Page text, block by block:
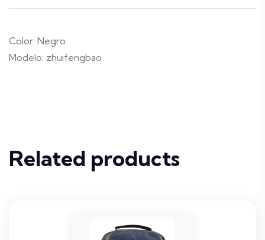
Color: Negro
Modelo: zhuifengbao
Related products